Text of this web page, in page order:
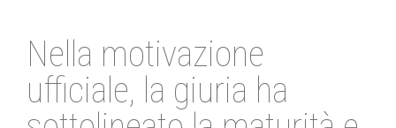
Nella motivazione
ufficiale, la giuria ha